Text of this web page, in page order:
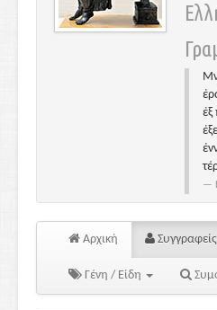
Αρχική Συγγραφείς
Γένη / Είδη